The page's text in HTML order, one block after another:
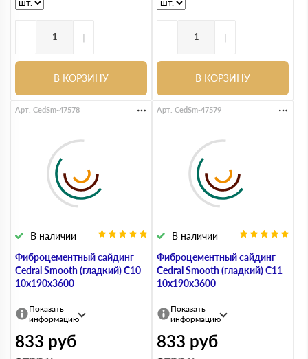
- +
В КОРЗИНУ
- +
В КОРЗИНУ
Фиброцементный сайдинг
Cedral Smooth (гладкий) С10
10х190х3600
В наличии
Арт. CedSm-47578
Показать
информацию
833 руб
Фиброцементный сайдинг
Cedral Smooth (гладкий) С11
10х190х3600
В наличии
Арт. CedSm-47579
Показать
информацию
833 руб